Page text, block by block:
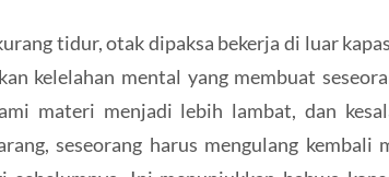
tidur, otak dipaksa bekerja di luar
kelelahan mental yang membuat
materi menjadi lebih lambat, dan
seseorang harus mengulang kembali